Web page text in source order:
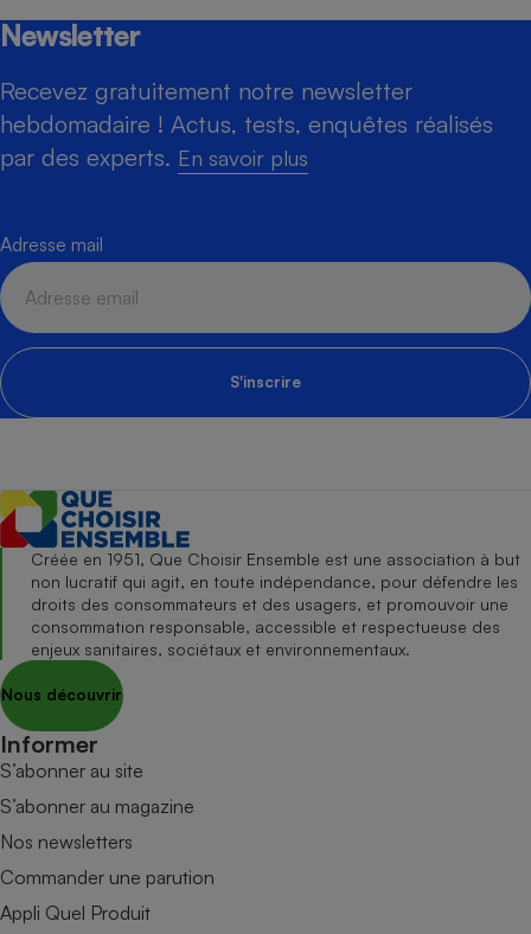
Newsletter
Recevez gratuitement notre newsletter
hebdomadaire ! Actus, tests, enquêtes réalisés
par des experts. En savoir plus
Adresse mail
S'inscrire
Créée en 1951, Que Choisir Ensemble est une association à but
non lucratif qui agit, en toute indépendance, pour défendre les
droits des consommateurs et des usagers, et promouvoir une
consommation responsable, accessible et respectueuse des
enjeux sanitaires, sociétaux et environnementaux.
Nous découvrir
Informer
S’abonner au site
S’abonner au magazine
Nos newsletters
Commander une parution
Appli Quel Produit